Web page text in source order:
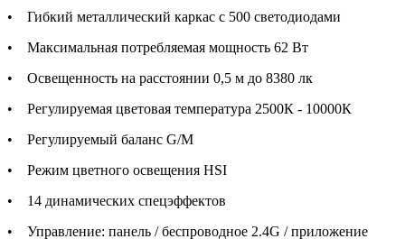
• Гибкий металлический каркас с 500 светодиодами
• Максимальная потребляемая мощность 62 Вт
• Освещенность на расстоянии 0,5 м до 8380 лк
• Регулируемая цветовая температура 2500К - 10000К
• Регулируемый баланс G/M
• Режим цветного освещения HSI
• 14 динамических спецэффектов
• Управление: панель / беспроводное 2.4G / приложение